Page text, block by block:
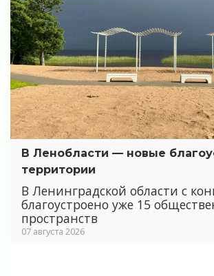
В Ленобласти — новые
территории
В Ленинградской области с
благоустроено уже 15
пространств
07 августа 2026